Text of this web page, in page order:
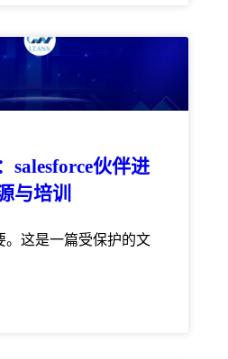
salesforce伙伴进
与培训
。这是一篇受保护的文